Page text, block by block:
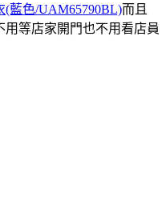
(藍色/UAM65790BL)而且
等店家開門也不用看店員